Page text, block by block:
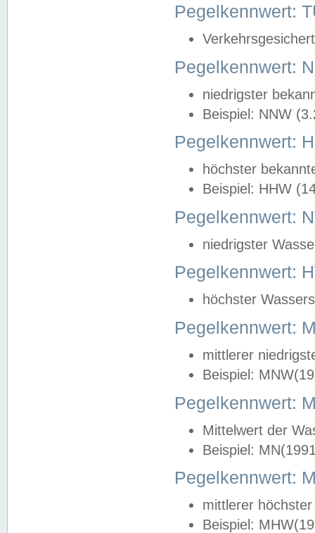
Pegelkennwert:
Pegelkennwert:
niedrigster
Beispiel: NNW
Pegelkennwert:
höchster
Beispiel: HHW
Pegelkennwert:
niedrigster
Pegelkennwert:
höchster
Pegelkennwert:
mittlerer
Beispiel:
Pegelkennwert:
Mittelwert der
Beispiel:
Pegelkennwert:
mittlerer
Beispiel: